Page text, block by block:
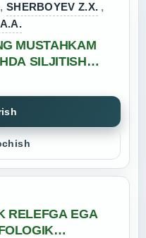
, SHERBOYEV Z.X. ,
MUSTAHKAM
SILJITISH
RELEFGA EGA